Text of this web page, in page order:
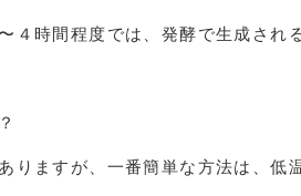
４時間程度では、発酵で生成され
りますが、一番簡単な方法は、低